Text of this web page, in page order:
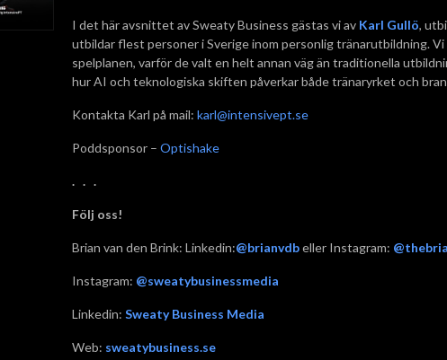
I det här avsnittet av Sweaty Business gästas vi av Karl Gullö,
utbildar flest personer i Sverige inom personlig tränarutbildning.
spelplanen, varför de valt en helt annan väg än traditionella
hur AI och teknologiska skiften påverkar både tränaryrket och
Kontakta Karl på mail: karl@intensivept.se
Poddsponsor – Optishake
. . .
Följ oss!
Brian van den Brink: Linkedin:@brianvdbeller Instagram:
Instagram: @sweatybusinessmedia
Linkedin: Sweaty Business Media
Web: sweatybusiness.se